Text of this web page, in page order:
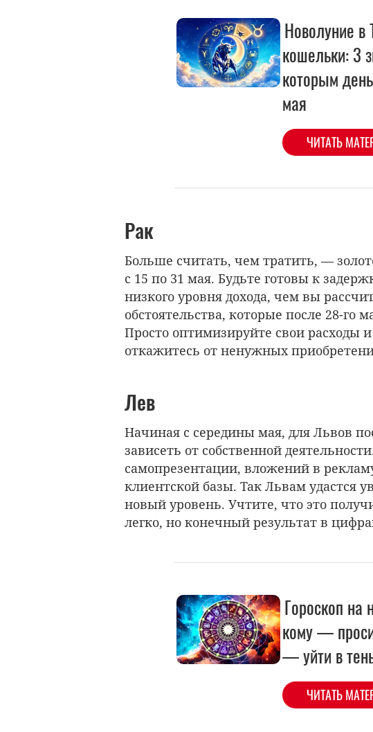
Новолуние в
кошельки: 3
которым
мая
ЧИТАТЬ
Рак
Больше считать, чем тратить, —
с 15 по 31 мая. Будьте готовы к
низкого уровня дохода, чем вы
обстоятельства, которые после 28-го
Просто оптимизируйте свои расходы
откажитесь от ненужных
Лев
Начиная с середины мая, для Львов
зависеть от собственной
самопрезентации, вложений в
клиентской базы. Так Львам удастся
новый уровень. Учтите, что это
легко, но конечный результат в
Гороскоп
кому —
— уйти в
ЧИТАТЬ